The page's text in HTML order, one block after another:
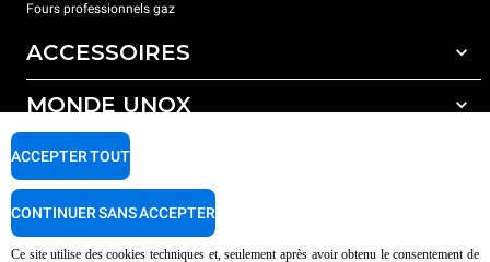
Fours professionnels gaz
ACCESSOIRES
Tous les accessoires
Détergents pour lavage automatique
Détergents pour lavage manuel
Traitement de l'eau avec filtres à résine
MONDE UNOX
Nos bureaux dans le monde
SUPPORT
Garantie Unox
Ce site utilise des cookies techniques et, seulement après avoir obtenu le consentement de
ACCEPTER TOUT
CONTINUER SANS ACCEPTER